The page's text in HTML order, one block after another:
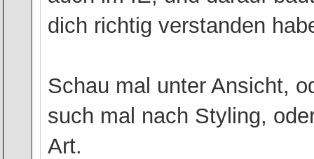
dich richtig verstanden
Schau mal unter Ansicht,
such mal nach Styling,
Art.